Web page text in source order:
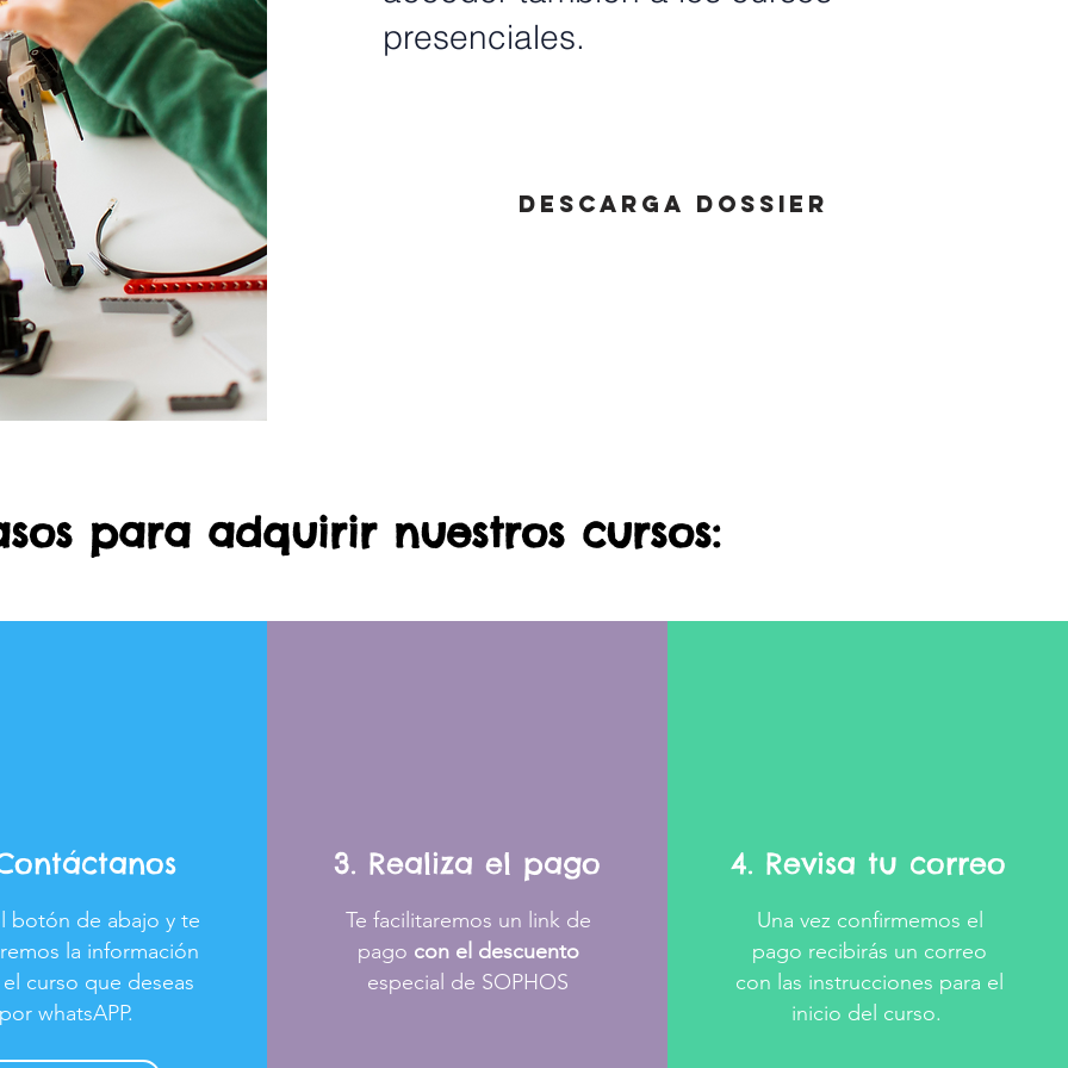
presenciales.
Descarga dossier
para adquirir nuestros cursos:
botón de abajo y te
la información
curso que deseas
whatsAPP.
3. Realiza el pago
Te facilitaremos un link de
pago con el descuento
especial de SOPHOS
4. Revisa tu correo
Una vez confirmemos el
pago recibirás un correo
con las instrucciones para el
inicio del curso.